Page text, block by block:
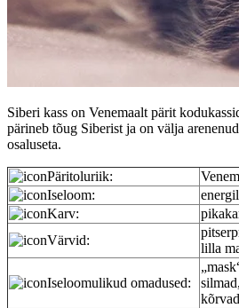
Siberi kass on Venemaalt pärit
pärineb tõug Siberist ja on välja
osaluseta.
Päritoluriik:
Iseloom:
Karv:
Värvid:
lilla
Iseloomulikud omadused:
kõrvad